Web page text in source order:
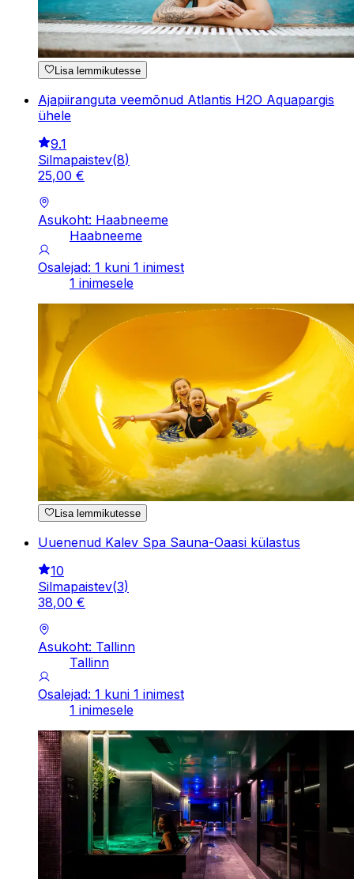
Lisa lemmikutesse
Ajapiiranguta veemõnud Atlantis H2O Aquapargis
ühele
9.1
Silmapaistev(8)
25,00 €
Asukoht: Haabneeme
Haabneeme
Osalejad: 1 kuni 1 inimest
1 inimesele
Lisa lemmikutesse
Uuenenud Kalev Spa Sauna-Oaasi külastus
10
Silmapaistev(3)
38,00 €
Asukoht: Tallinn
Tallinn
Osalejad: 1 kuni 1 inimest
1 inimesele